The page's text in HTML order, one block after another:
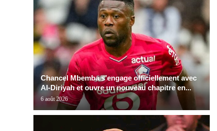
Chancel Mbemba s’engage officiellement avec
Al-Diriyah et ouvre un nouveau chapitre en...
6 août 2026